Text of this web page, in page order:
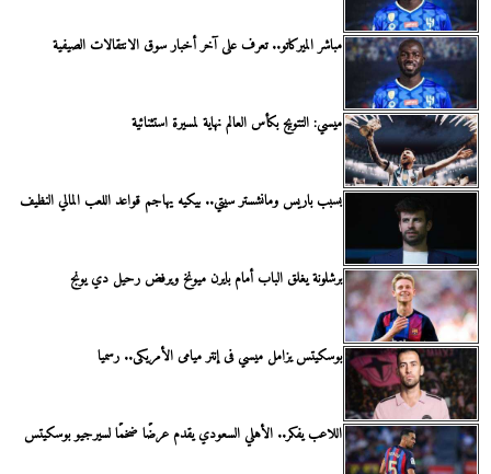
مباشر الميركاتو.. تعرف على آخر أخبار سوق الانتقالات الصيفية
ميسي: التتويج بكأس العالم نهاية لمسيرة استثنائية
بسبب باريس ومانشستر سيتي.. بيكيه يهاجم قواعد اللعب المالي النظيف
برشلونة يغلق الباب أمام بايرن ميونخ ويرفض رحيل دي يونج
بوسكيتس يزامل ميسي فى إنتر ميامى الأمريكى.. رسميا
اللاعب يفكر.. الأهلي السعودي يقدم عرضًا ضخمًا لسيرجيو بوسكيتس